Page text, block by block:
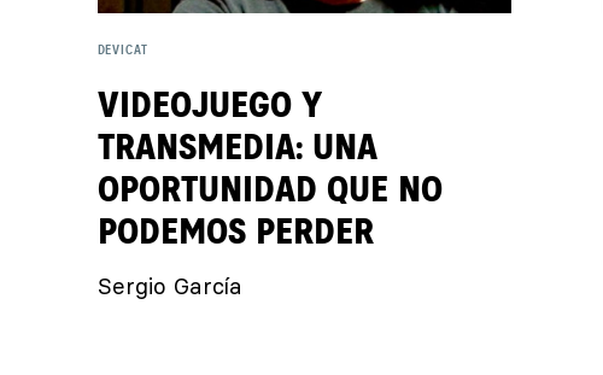
DEVICAT
VIDEOJUEGO Y
TRANSMEDIA: UNA
OPORTUNIDAD QUE NO
PODEMOS PERDER
Sergio García